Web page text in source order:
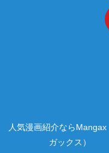
人気漫画紹介ならMangax
ガックス）